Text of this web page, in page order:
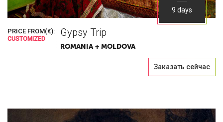
9 days
PRICE FROM(€):
CUSTOMIZED
Gypsy Trip
ROMANIA + MOLDOVA
Заказать сейчас